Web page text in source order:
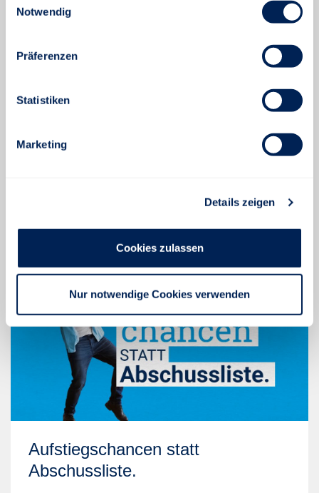
Notwendig
Präferenzen
Statistiken
Marketing
Details zeigen
Cookies zulassen
Nur notwendige Cookies verwenden
Theorie ist gut. Mit Praxis bei uns
Ausbildung oder Studium? Am besten beides: Das
perfekten Mix aus Hörsaal und Büro.
ÜBER DAS DUALE STUDIUM.
Aufstiegschancen statt
Abschussliste.